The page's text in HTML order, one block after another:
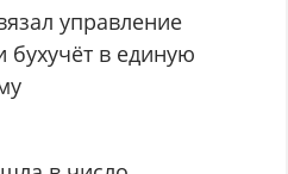
управление
бухучёт в единую